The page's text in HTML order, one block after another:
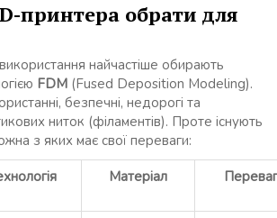
принтера обрати для
найчастіше обирають
FDM (Fused Deposition Modeling).
безпечні, недорогі та
ниток (філаментів). Проте існують
з яких має свої переваги:
Матеріал